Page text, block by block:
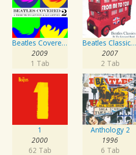
Beatles Covered - A Tribute To Lennon & McCartney Vol. 2
2009
1 Tab
Beatles Classics - From Me To You
2007
2 Tab
1
2000
62 Tab
Anthology 2
1996
6 Tab